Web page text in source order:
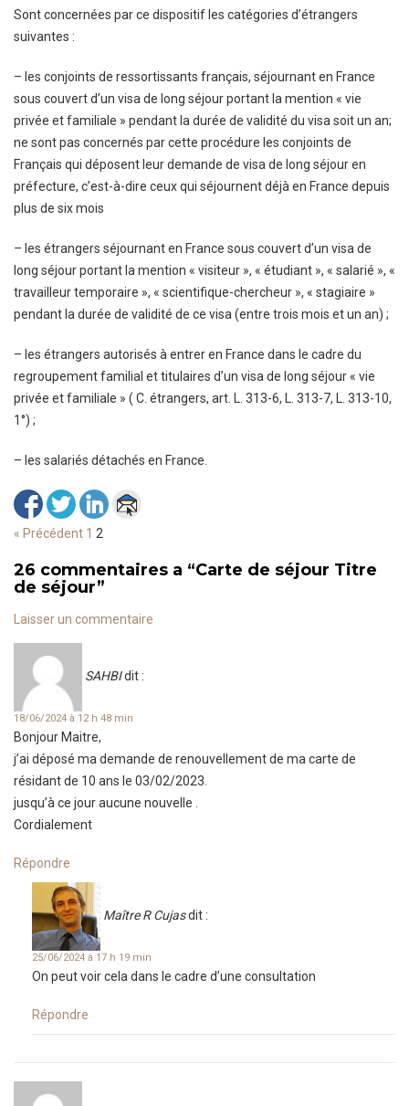
Sont concernées par ce dispositif les catégories d’étrangers
suivantes :
– les conjoints de ressortissants français, séjournant en France
sous couvert d’un visa de long séjour portant la mention « vie
privée et familiale » pendant la durée de validité du visa soit un an;
ne sont pas concernés par cette procédure les conjoints de
Français qui déposent leur demande de visa de long séjour en
préfecture, c’est-à-dire ceux qui séjournent déjà en France depuis
plus de six mois
– les étrangers séjournant en France sous couvert d’un visa de
long séjour portant la mention « visiteur », « étudiant », « salarié », «
travailleur temporaire », « scientifique-chercheur », « stagiaire »
pendant la durée de validité de ce visa (entre trois mois et un an) ;
– les étrangers autorisés à entrer en France dans le cadre du
regroupement familial et titulaires d’un visa de long séjour « vie
privée et familiale » ( C. étrangers, art. L. 313-6, L. 313-7, L. 313-10,
1°) ;
– les salariés détachés en France.
« Précédent 1 2
26 commentaires a “Carte de séjour Titre
de séjour”
Laisser un commentaire
SAHBIdit :
18/06/2024 à 12 h 48 min
Bonjour Maitre,
j’ai déposé ma demande de renouvellement de ma carte de
résidant de 10 ans le 03/02/2023.
jusqu’à ce jour aucune nouvelle .
Cordialement
Répondre
Maître R Cujasdit :
25/06/2024 à 17 h 19 min
On peut voir cela dans le cadre d’une consultation
Répondre